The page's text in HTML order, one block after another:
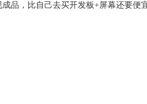
品，比自己去买开发板+屏幕还要